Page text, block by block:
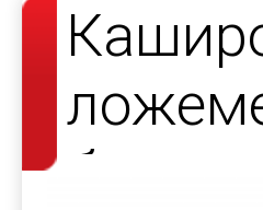
брелков